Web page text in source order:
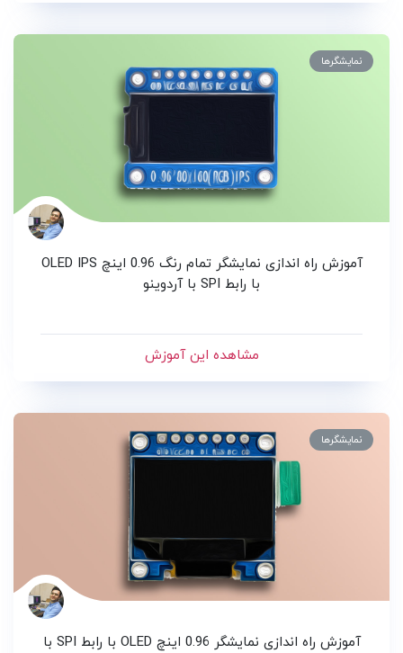
نمایشگرها
آموزش راه اندازی نمایشگر تمام رنگ 0.96 اینچ OLED IPS
با رابط SPI با آردوینو
مشاهده این آموزش
نمایشگرها
آموزش راه اندازی نمایشگر 0.96 اینچ OLED با رابط SPI با